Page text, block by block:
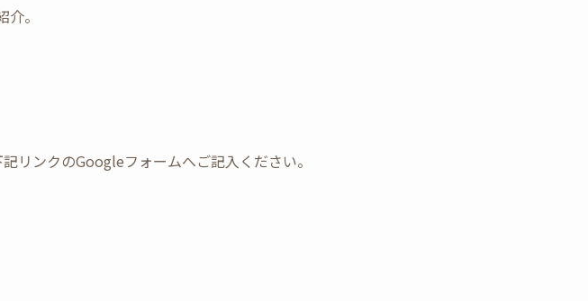
。
リンクのGoogleフォームへご記入ください。